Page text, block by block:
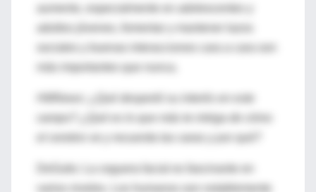
más importantes que nunca.
campo? ¿Qué es lo que más te intriga de cómo
DeGutis: La ceguera facial es fascinante en